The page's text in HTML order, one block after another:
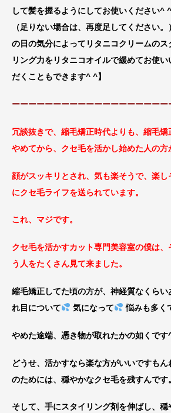
して髪を握るようにしてお使いください^ ^
（足りない場合は、再度足してください。
の日の気分によってリタニコクリームのス
リング力をリタニコオイルで緩めてお使い
だくこともできます^ ^】
ーーーーーーーーーーーーーーーーーーー
冗談抜きで、縮毛矯正時代よりも、縮毛矯
やめてから、クセ毛を活かし始めた人の方
顔がスッキリとされ、気も楽そうで、楽し
にクセ毛ライフを送られています。
これ、マジです。
クセ毛を活かすカット専門美容室の僕は、
う人をたくさん見て来ました。
縮毛矯正してた頃の方が、神経質なくらい
れ目について
気になって 悩みも多く
やめた途端、憑き物が取れたかの如くで
どうせ、活かすなら楽な方がいいですもん
のためには、穏やかなクセ毛を残すんです。
そして、手にスタイリング剤を伸ばし、穏